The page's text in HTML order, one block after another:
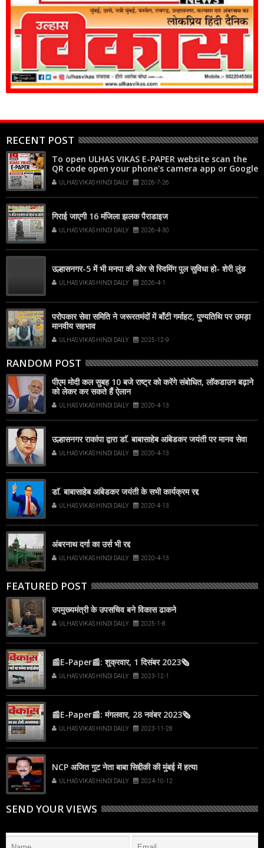
RECENT POST
To open ULHAS VIKAS E-PAPER website scan the
QR code open your phone's camera app or Google
Lens, point it at the code, and tap the web link
popup that appears on your screen
ULHAS VIKAS HINDI DAILY 2026-7-26
गिराई जाएगी 16 मंजिला झलक पैराडाइज
ULHAS VIKAS HINDI DAILY 2026-4-30
उल्हासनगर-5 में भी मनपा की ओर से स्विमिंग पुल सुविधा हो- शेरी लुंड
ULHAS VIKAS HINDI DAILY 2026-4-1
परोपकार सेवा समिति ने जरूरतमंदों में बाँटी गर्माहट, पुण्यतिथि पर उमड़ा
मानवीय सहभाव
ULHAS VIKAS HINDI DAILY 2025-12-9
RANDOM POST
पीएम मोदी कल सुबह 10 बजे राष्ट्र को करेंगे संबोधित, लॉकडाउन बढ़ाने
को लेकर कर सकते हैं ऐलान
ULHAS VIKAS HINDI DAILY 2020-4-13
उल्हासनगर राकांपा द्वारा डाॅ. बाबासाहेब आंबेडकर जयंती पर मानव सेवा
ULHAS VIKAS HINDI DAILY 2020-4-13
डाॅ. बाबासाहेब आंबेडकर जयंती के सभी कार्यक्रम रद्द
ULHAS VIKAS HINDI DAILY 2020-4-13
अंबरनाथ दर्गा का उर्स भी रद्द
ULHAS VIKAS HINDI DAILY 2020-4-13
FEATURED POST
उपमुख्यमंत्री के उपसचिव बने विकास ढाकने
ULHAS VIKAS HINDI DAILY 2025-1-8
📰E-Paper📰: शुक्रवार, 1 दिसंबर 2023🗞
ULHAS VIKAS HINDI DAILY 2023-12-1
📰E-Paper📰: मंगलवार, 28 नवंबर 2023🗞
ULHAS VIKAS HINDI DAILY 2023-11-28
NCP अजित गुट नेता बाबा सिद्दीकी की मुंबई में हत्या
ULHAS VIKAS HINDI DAILY 2024-10-12
SEND YOUR VIEWS